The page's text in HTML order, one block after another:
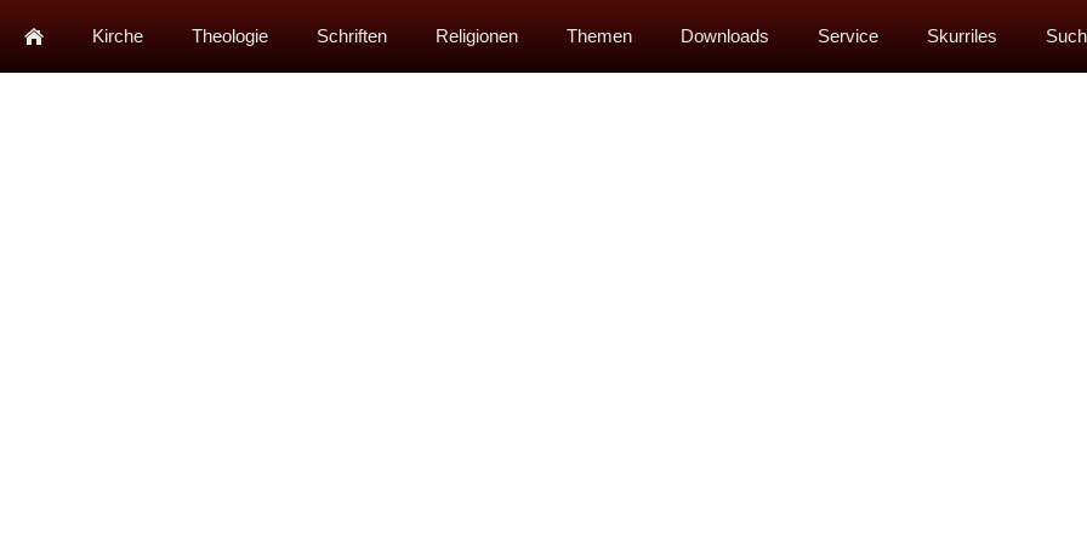
Kirche Theologie Schriften Religionen Themen Downloads Service Skurriles